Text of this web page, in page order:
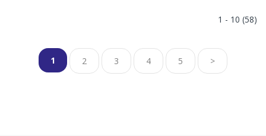
1 - 10 (58)
1 2 3 4 5 >